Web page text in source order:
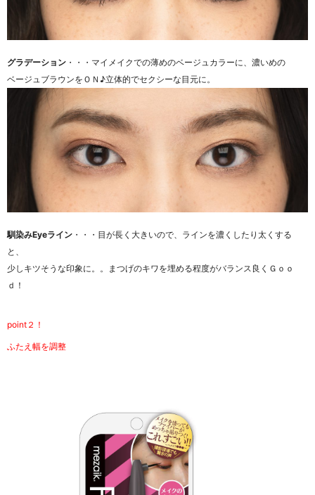
グラデーション ・・・マイメイクでの薄めのベージュカラーに、濃いめの
ベージュブラウンをＯＮ♪立体的でセクシーな目元に。
馴染みEyeライン ・・・目が長く大きいので、ラインを濃くしたり太くする
と、
少しキツそうな印象に。。まつげのキワを埋める程度がバランス良くＧｏｏ
ｄ！
point２！
ふたえ幅を調整